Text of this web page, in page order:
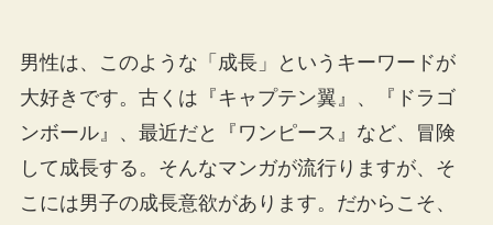
男性は、このような「成長」というキーワードが
大好きです。古くは『キャプテン翼』、『ドラゴ
ンボール』、最近だと『ワンピース』など、冒険
して成長する。そんなマンガが流行りますが、そ
こには男子の成長意欲があります。だからこそ、